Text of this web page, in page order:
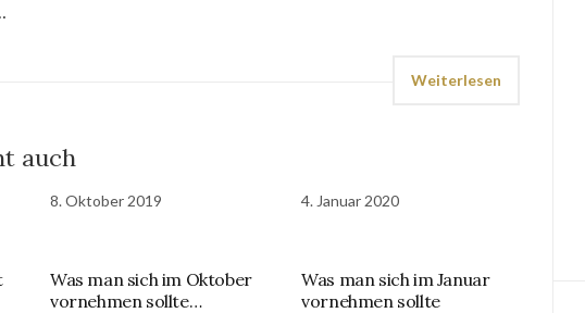
Weiterlesen
auch
8. Oktober 2019
Was man sich im Oktober
vornehmen sollte…
4. Januar 2020
Was man sich im Januar
vornehmen sollte